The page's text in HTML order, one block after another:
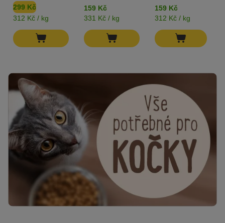
299 Kč
312 Kč / kg
159 Kč
331 Kč / kg
159 Kč
312 Kč / kg